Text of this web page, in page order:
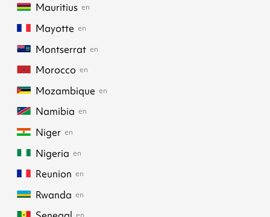
Mauritius en
Mayotte en
Montserrat en
Morocco en
Mozambique en
Namibia en
Niger en
Nigeria en
Reunion en
Rwanda en